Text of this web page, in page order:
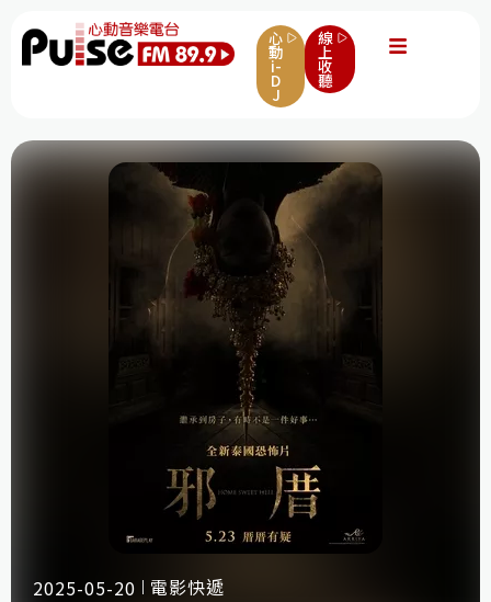
心
動
i-
D
J
線
上
收
聽
2025-05-20 電影快遞